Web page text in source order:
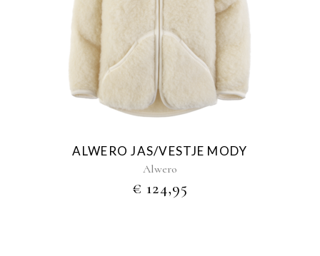
product
heeft
meerdere
variaties.
optie
worden
op
de
ALWERO JAS/VESTJE MODY
Alwero
€ 124,95